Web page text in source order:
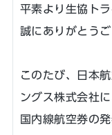
平素より生協ト
誠にありがとうご
このたび、日本
ングス株式会社
国内線航空券の